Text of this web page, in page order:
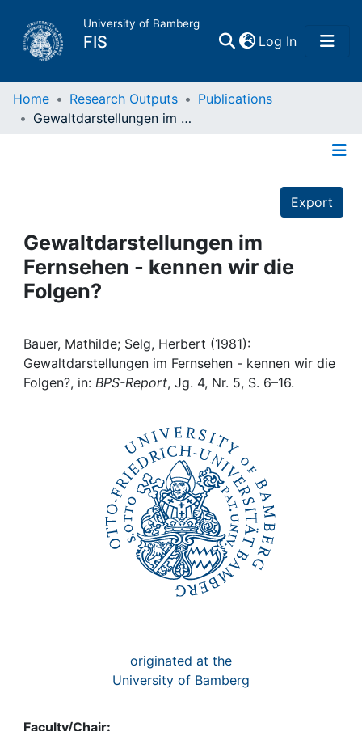
University of Bamberg
FIS Log In(current)
Home
Projects
People
Awards
Home Research Outputs
Publications
Gewaltdarstellungen im Fernsehen - kennen wir die Folgen?
Export
Gewaltdarstellungen im
Fernsehen - kennen wir die
Folgen?
Bauer, Mathilde; Selg, Herbert (1981):
Gewaltdarstellungen im Fernsehen - kennen wir die
Folgen?, in: BPS-Report, Jg. 4, Nr. 5, S. 6–16.
originated at the
University of Bamberg
Faculty/Chair: